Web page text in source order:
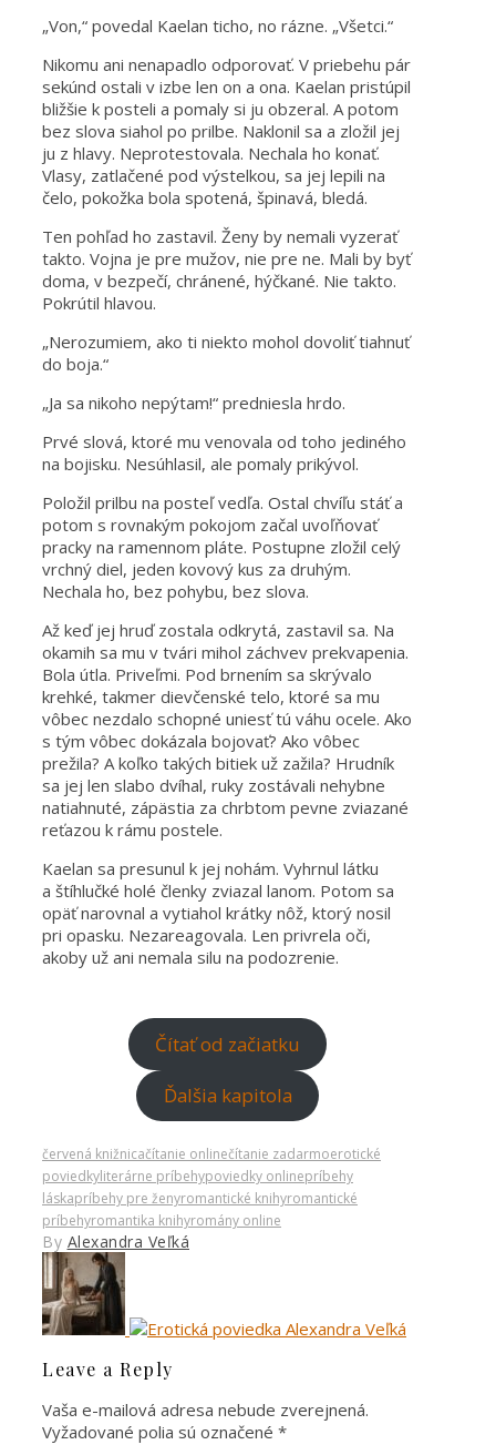
„Von,“ povedal Kaelan ticho, no rázne. „Všetci.“
Nikomu ani nenapadlo odporovať. V priebehu pár
sekúnd ostali v izbe len on a ona. Kaelan pristúpil
bližšie k posteli a pomaly si ju obzeral. A potom
bez slova siahol po prilbe. Naklonil sa a zložil jej
ju z hlavy. Neprotestovala. Nechala ho konať.
Vlasy, zatlačené pod výstelkou, sa jej lepili na
čelo, pokožka bola spotená, špinavá, bledá.
Ten pohľad ho zastavil. Ženy by nemali vyzerať
takto. Vojna je pre mužov, nie pre ne. Mali by byť
doma, v bezpečí, chránené, hýčkané. Nie takto.
Pokrútil hlavou.
„Nerozumiem, ako ti niekto mohol dovoliť tiahnuť
do boja.“
„Ja sa nikoho nepýtam!“ predniesla hrdo.
Prvé slová, ktoré mu venovala od toho jediného
na bojisku. Nesúhlasil, ale pomaly prikývol.
Položil prilbu na posteľ vedľa. Ostal chvíľu stáť a
potom s rovnakým pokojom začal uvoľňovať
pracky na ramennom pláte. Postupne zložil celý
vrchný diel, jeden kovový kus za druhým.
Nechala ho, bez pohybu, bez slova.
Až keď jej hruď zostala odkrytá, zastavil sa. Na
okamih sa mu v tvári mihol záchvev prekvapenia.
Bola útla. Priveľmi. Pod brnením sa skrývalo
krehké, takmer dievčenské telo, ktoré sa mu
vôbec nezdalo schopné uniesť tú váhu ocele. Ako
s tým vôbec dokázala bojovať? Ako vôbec
prežila? A koľko takých bitiek už zažila? Hrudník
sa jej len slabo dvíhal, ruky zostávali nehybne
natiahnuté, zápästia za chrbtom pevne zviazané
reťazou k rámu postele.
Kaelan sa presunul k jej nohám. Vyhrnul látku
a štíhlučké holé členky zviazal lanom. Potom sa
opäť narovnal a vytiahol krátky nôž, ktorý nosil
pri opasku. Nezareagovala. Len privrela oči,
akoby už ani nemala silu na podozrenie.
Čítať od začiatku
Ďalšia kapitola
červená knižnicačítanie onlinečítanie zadarmoerotické
poviedkyliterárne príbehypoviedky onlinepríbehy
láskapríbehy pre ženyromantické knihyromantické
príbehyromantika knihyromány online
By Alexandra Veľká
Leave a Reply
Vaša e-mailová adresa nebude zverejnená.
Vyžadované polia sú označené *